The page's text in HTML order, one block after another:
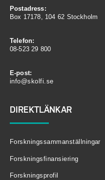
Postadress:
Box 17178, 104 62 Stockholm
Telefon:
08-523 29 800
E-post:
info@skolfi.se
DIREKTLÄNKAR
Forskningssammanställningar
Forskningsfinansiering
Forskningsprofil